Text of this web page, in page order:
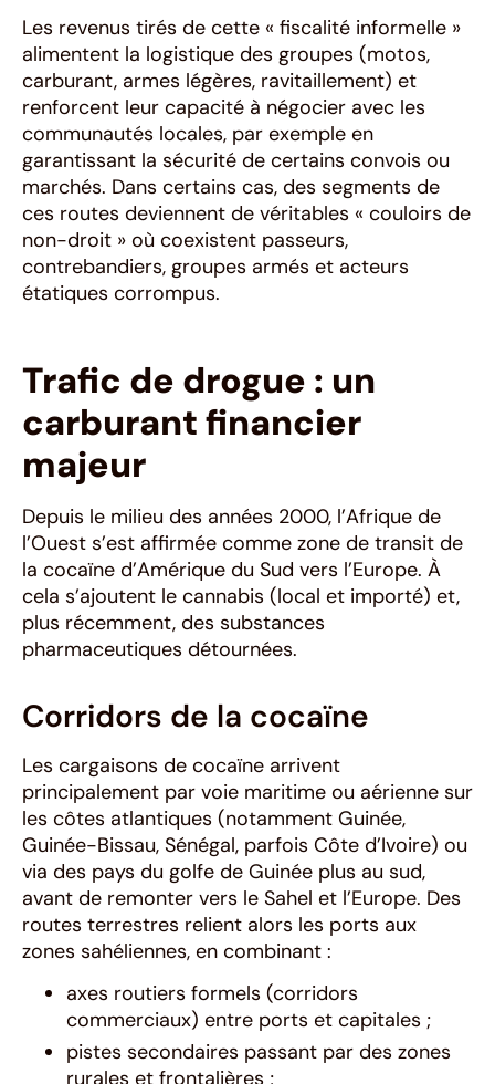
Les revenus tirés de cette « fiscalité informelle »
alimentent la logistique des groupes (motos,
carburant, armes légères, ravitaillement) et
renforcent leur capacité à négocier avec les
communautés locales, par exemple en
garantissant la sécurité de certains convois ou
marchés. Dans certains cas, des segments de
ces routes deviennent de véritables « couloirs de
non-droit » où coexistent passeurs,
contrebandiers, groupes armés et acteurs
étatiques corrompus.
Trafic de drogue : un
carburant financier
majeur
Depuis le milieu des années 2000, l’Afrique de
l’Ouest s’est affirmée comme zone de transit de
la cocaïne d’Amérique du Sud vers l’Europe. À
cela s’ajoutent le cannabis (local et importé) et,
plus récemment, des substances
pharmaceutiques détournées.
Corridors de la cocaïne
Les cargaisons de cocaïne arrivent
principalement par voie maritime ou aérienne sur
les côtes atlantiques (notamment Guinée,
Guinée-Bissau, Sénégal, parfois Côte d’Ivoire) ou
via des pays du golfe de Guinée plus au sud,
avant de remonter vers le Sahel et l’Europe. Des
routes terrestres relient alors les ports aux
zones sahéliennes, en combinant :
axes routiers formels (corridors
commerciaux) entre ports et capitales ;
pistes secondaires passant par des zones
rurales et frontalières ;